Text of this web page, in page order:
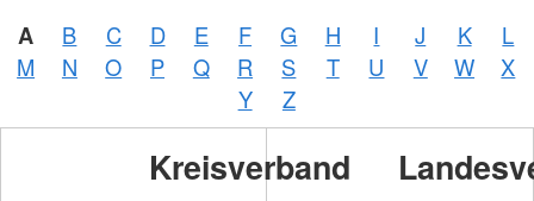
A B C D E F G H I J K
L
M
N O P Q R S T U V W
X
Y
Z
Kreisverband